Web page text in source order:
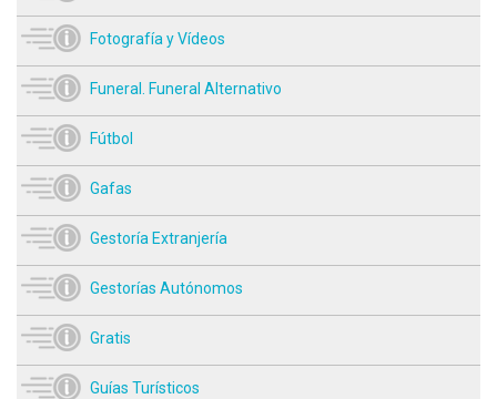
Fotografía y Vídeos
Funeral. Funeral Alternativo
Fútbol
Gafas
Gestoría Extranjería
Gestorías Autónomos
Gratis
Guías Turísticos